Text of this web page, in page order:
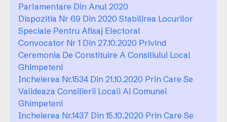
Parlamentare Din Anul 2020
Dispozitia Nr 69 Din 2020 Stabilirea Locurilor
Speciale Pentru Afisaj Electoral
Convocator Nr 1 Din 27.10.2020 Privind
Ceremonia De Constituire A Consiliului Local
Ghimpeteni
Incheierea Nr.1534 Din 21.10.2020 Prin Care Se
Valideaza Consilierii Locali Ai Comunei
Ghimpeteni
Incheierea Nr.1437 Din 15.10.2020 Prin Care Se